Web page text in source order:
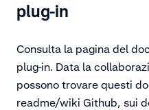
plug-in
Consulta la pagina del
plug-in. Data la
possono trovare questi
readme/wiki Github, sui